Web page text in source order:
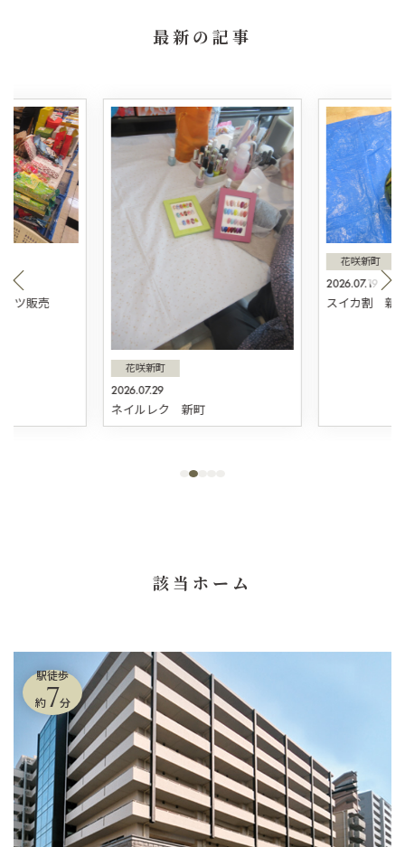
最新の記事
ーツ販売
2026.07.29
花咲新町
ネイルレク 新町
2026.07.19
花咲新町
スイカ割 新
該当ホーム
駅徒歩
約7分